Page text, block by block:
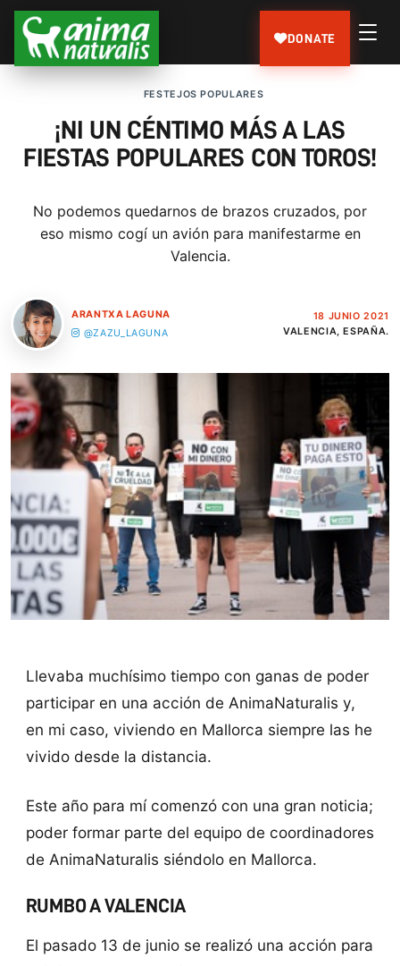
DONATE
FESTEJOS POPULARES
¡NI UN CÉNTIMO MÁS A LAS
FIESTAS POPULARES CON TOROS!
No podemos quedarnos de brazos cruzados, por
eso mismo cogí un avión para manifestarme en
Valencia.
ARANTXA LAGUNA
@ZAZU_LAGUNA
18 JUNIO 2021
VALENCIA, ESPAÑA.
Llevaba muchísimo tiempo con ganas de poder
participar en una acción de AnimaNaturalis y,
en mi caso, viviendo en Mallorca siempre las he
vivido desde la distancia.
Este año para mí comenzó con una gran noticia;
poder formar parte del equipo de coordinadores
de AnimaNaturalis siéndolo en Mallorca.
RUMBO A VALENCIA
El pasado 13 de junio se realizó una acción para